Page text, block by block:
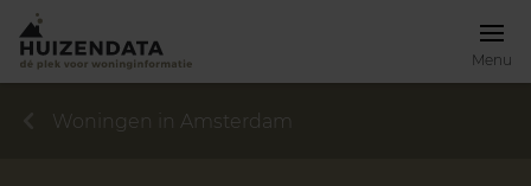
Menu
Woningen in Amsterdam